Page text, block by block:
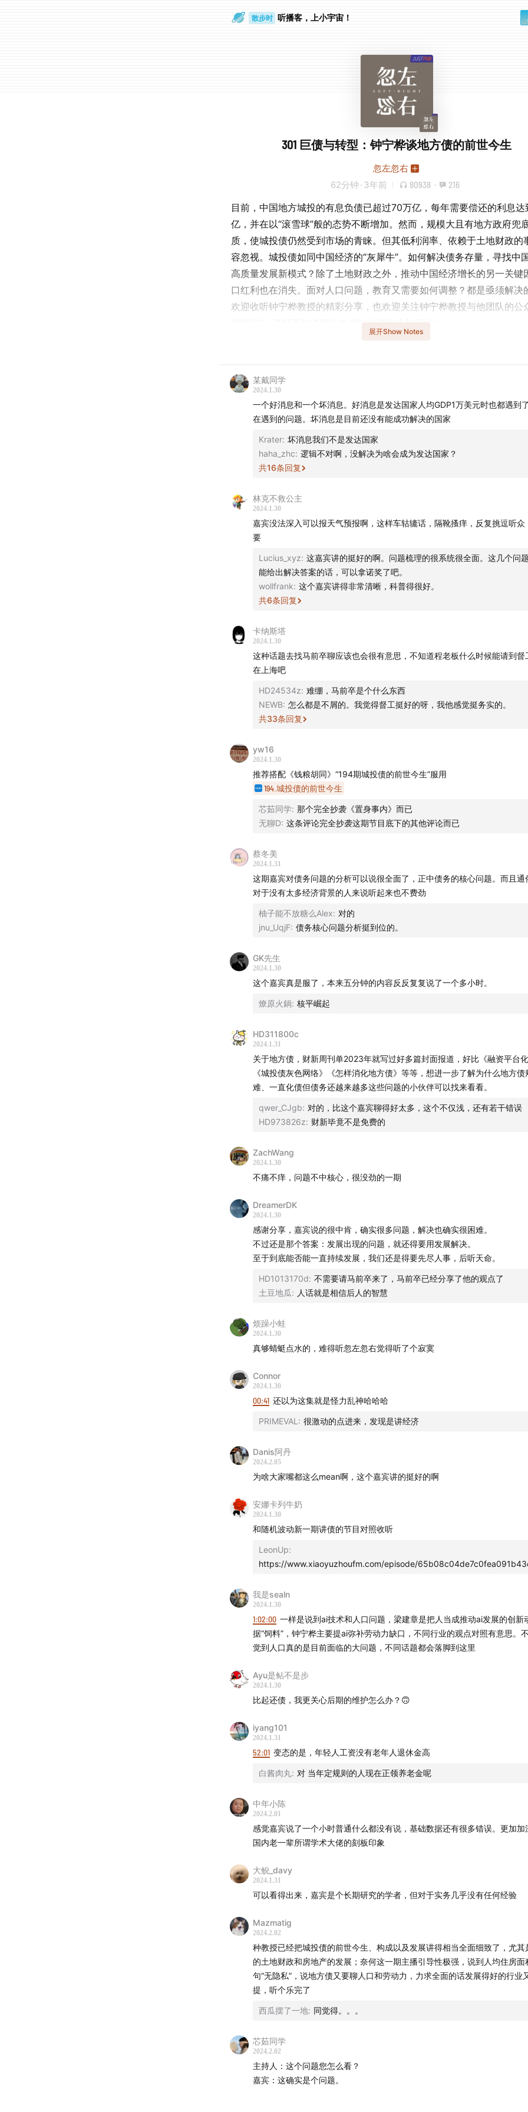
通勤路上 听播客，上小宇宙！
301 巨债与转型：钟宁桦谈地方债的前世今生
忽左忽右
62分钟 · 3年前 80938 · 216
目前，中国地方城投的有息负债已超过70万亿，每年需要偿还的利息
亿，并在以“滚雪球”般的态势不断增加。然而，规模大且有地方政府兜
质，使城投债仍然受到市场的青睐。但其低利润率、依赖于土地财政的
容忽视。城投债如同中国经济的“灰犀牛”。如何解决债务存量，寻找中
高质量发展新模式？除了土地财政之外，推动中国经济增长的另一关键
口红利也在消失。面对人口问题，教育又需要如何调整？都是亟须解决
欢迎收听钟宁桦教授的精彩分享，也欢迎关注钟宁桦教授与他团队的公
桦解债”，了解更加详细的各省地方债构成与评估！
程衍樑（微博@GrenadierGuard2）
钟宁桦 同济大学经济与管理学院特聘教授、副院长、经济与金融系主任
- 时间轴 -
中国地方债务种类：显性与隐性债务
“中国特色”投融资模式：地价弥补基建
从四万亿投资计划到十万亿债务置换
规模大，周期长：基建是一个全球性难题
32:11 土地财政拉动经济发展的时代已步入尾声
劳动成本与人口问题
用工荒与就业难并存：中国劳动市场的结构性问题
01:00:22巨债面前，新的经济增长模式是重要着眼点
- 支持我们的赞助商是对我们最好的支持 -
「怪力乱神」一向忽左忽右的春节定番，迎新春，接好运，万般祝福皆
里。这个新年，我们把「怪力乱神」具像化，以年画为灵感，与老朋友
联名推出「怪力乱神」葡萄酒礼盒。礼盒包含两支红葡萄酒，以古籍中
你祈福纳祥、驱鬼辟邪。你可以在忽左忽右leftright公众号回复「怪力
或微信搜索「远东播客」小程序了解详情。
- 制作团队 -
节目统筹 禾放
节目运营 小米粒
节目制作 hualun
logo设计 杨文骥
特别感谢 丁晋亮
- 互动方式 -
商务合作：ad@justpod.fm
微博：@忽左忽右leftright @播客一下 @JustPod
微信公众号：忽左忽右Leftright / JustPod / 播客一下
小红书：JustPod气氛组/忽左忽右
B站：忽左忽右leftright
抖音：忽左忽右
展开Show Notes
某戴同学
2024.1.30
一个好消息和一个坏消息。好消息是发达国家人均GDP1万美元时也都遇到
在遇到的问题。坏消息是目前还没有能成功解决的国家
Krater: 坏消息我们不是发达国家
haha_zhc: 逻辑不对啊，没解决为啥会成为发达国家？
共16条回复
林克不救公主
2024.1.30
嘉宾没法深入可以报天气预报啊，这样车轱辘话，隔靴搔痒，反复挑逗听众
要
Lucius_xyz: 这嘉宾讲的挺好的啊。问题梳理的很系统很全面。这几个问
能给出解决答案的话，可以拿诺奖了吧。
wollfrank: 这个嘉宾讲得非常清晰，科普得很好。
共6条回复
卡纳斯塔
2024.1.30
这种话题去找马前卒聊应该也会很有意思，不知道程老板什么时候能请到督
在上海吧
HD24534z: 难绷，马前卒是个什么东西
NEWB: 怎么都是不屑的。我觉得督工挺好的呀，我他感觉挺务实的。
共33条回复
yw16
2024.1.30
推荐搭配《钱粮胡同》“194期城投债的前世今生”服用
194.城投债的前世今生
芯茹同学: 那个完全抄袭《置身事内》而已
无聊D: 这条评论完全抄袭这期节目底下的其他评论而已
蔡冬美
2024.1.31
这期嘉宾对债务问题的分析可以说很全面了，正中债务的核心问题。而且通
对于没有太多经济背景的人来说听起来也不费劲
柚子能不放糖么Alex: 对的
jnu_UqjF: 债务核心问题分析挺到位的。
GK先生
2024.1.30
这个嘉宾真是服了，本来五分钟的内容反反复复说了一个多小时。
燎原火鍋: 核平崛起
HD311800c
2024.1.31
关于地方债，财新周刊单2023年就写过好多篇封面报道，好比《融资平台化
《城投债灰色网络》《怎样消化地方债》等等，想进一步了解为什么地方债
难、一直化债但债务还越来越多这些问题的小伙伴可以找来看看。
qwer_CJgb: 对的，比这个嘉宾聊得好太多，这个不仅浅，还有若干错误
HD973826z: 财新毕竟不是免费的
ZachWang
2024.1.30
不痛不痒，问题不中核心，很没劲的一期
DreamerDK
2024.1.30
感谢分享，嘉宾说的很中肯，确实很多问题，解决也确实很困难。
不过还是那个答案：发展出现的问题，就还得要用发展解决。
至于到底能否能一直持续发展，我们还是得要先尽人事，后听天命。
HD1013170d: 不需要请马前卒来了，马前卒已经分享了他的观点了
土豆地瓜: 人话就是相信后人的智慧
烦躁小蛙
2024.1.30
真够蜻蜓点水的，难得听忽左忽右觉得听了个寂寞
Connor
2024.1.30
00:41 还以为这集就是怪力乱神哈哈哈
PRIMEVAL : 很激动的点进来，发现是讲经济
Danis阿丹
2024.2.05
为啥大家嘴都这么mean啊，这个嘉宾讲的挺好的啊
安娜卡列牛奶
2024.1.30
和随机波动新一期讲债的节目对照收听
LeonUp:
https://www.xiaoyuzhoufm.com/episode/
我是sealn
2024.1.30
1:02:00 一样是说到ai技术和人口问题，梁建章是把人当成推动ai发展的创新
据“饲料”，钟宁桦主要提ai弥补劳动力缺口，不同行业的观点对照有意思。
觉到人口真的是目前面临的大问题，不同话题都会落脚到这里
Ayu是鲇不是步
2024.1.30
比起还债，我更关心后期的维护怎么办？🙃
iyang101
2024.1.31
52:01 变态的是，年轻人工资没有老年人退休金高
白酱肉丸: 对 当年定规则的人现在正领养老金呢
中年小陈
2024.2.01
感觉嘉宾说了一个小时普通什么都没有说，基础数据还有很多错误。更加加
国内老一辈所谓学术大佬的刻板印象
大鲵_davy
2024.1.31
可以看得出来，嘉宾是个长期研究的学者，但对于实务几乎没有任何经验
Mazmatig
2024.2.02
种教授已经把城投债的前世今生、构成以及发展讲得相当全面细致了，尤其
的土地财政和房地产的发展；奈何这一期主播引导性极强，说到人均住房面
句“无隐私”，说地方债又要聊人口和劳动力，力求全面的话发展得好的行业
提，听个乐完了
西瓜摆了一地: 同觉得。。。
芯茹同学
2024.2.02
主持人：这个问题您怎么看？
嘉宾：这确实是个问题。